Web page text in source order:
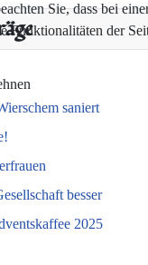
saniert
besser
2025
Sie, dass bei
Funktionalitäten der